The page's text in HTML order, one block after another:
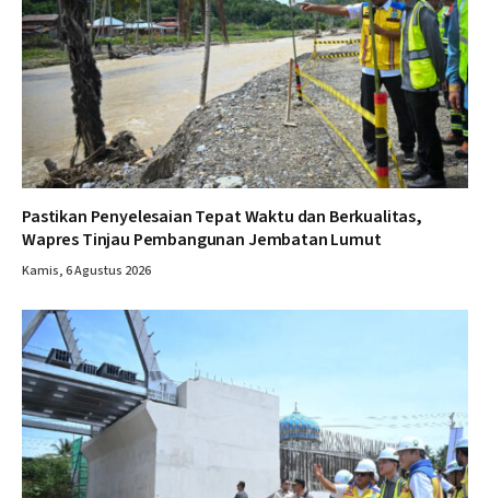
Pastikan Penyelesaian Tepat Waktu dan Berkualitas,
Wapres Tinjau Pembangunan Jembatan Lumut
Kamis, 6 Agustus 2026